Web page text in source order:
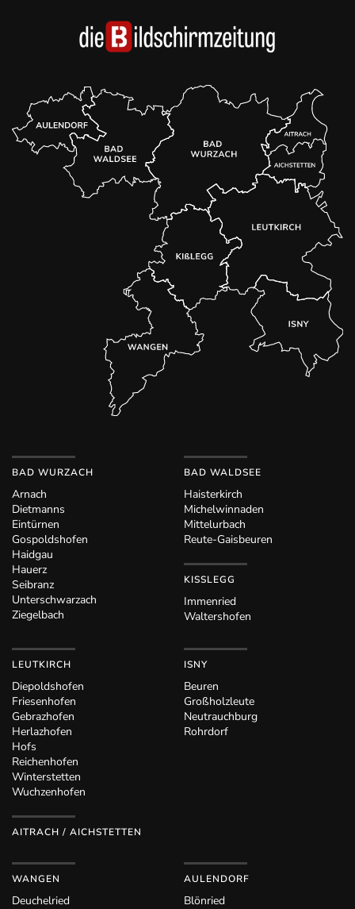
BAD WURZACH
Arnach
Dietmanns
Eintürnen
Gospoldshofen
Haidgau
Hauerz
Seibranz
Unterschwarzach
Ziegelbach
BAD WALDSEE
Haisterkirch
Michelwinnaden
Mittelurbach
Reute-Gaisbeuren
KISSLEGG
Immenried
Waltershofen
LEUTKIRCH
Diepoldshofen
Friesenhofen
Gebrazhofen
Herlazhofen
Hofs
Reichenhofen
Winterstetten
Wuchzenhofen
AITRACH / AICHSTETTEN
ISNY
Beuren
Großholzleute
Neutrauchburg
Rohrdorf
WANGEN
Deuchelried
AULENDORF
Blönried